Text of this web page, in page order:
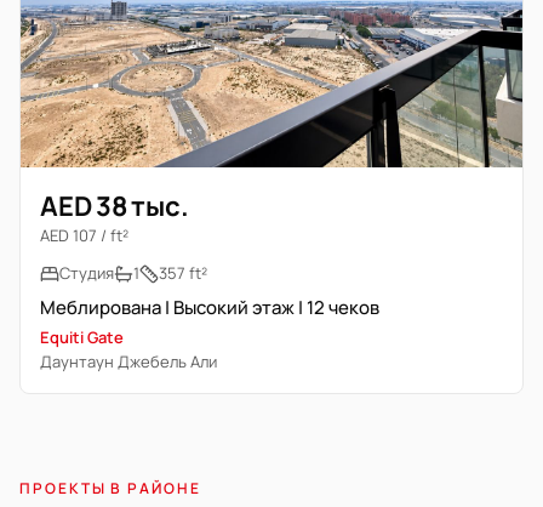
AED 38 тыс.
AED 107 / ft²
Студия
1 357 ft²
Меблирована | Высокий этаж | 12 чеков
Equiti Gate
Даунтаун Джебель Али
ПРОЕКТЫ В РАЙОНЕ